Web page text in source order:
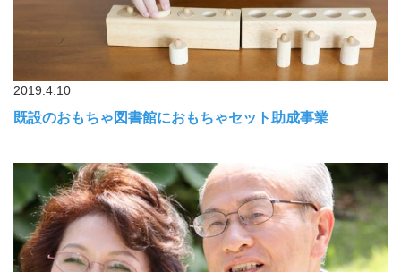
2019.4.10
既設のおもちゃ図書館におもちゃセット助成事業